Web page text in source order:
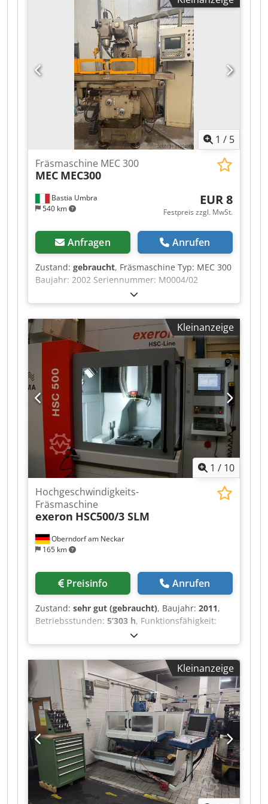
Pinolenweg: 125 mm Pinolenvorschübe: 0,045-
0,086 mm/U Pinolendurchmesser: 86 mm
Pinolenkegel: R8 Spindelmotor: 2,2 kW
Spindeldrehzahlen (stufenlos): 50-3500 U/min
Gewicht: 1.200 kg Maschine in metrischer
Ausführung AUSSTATTUNG DER MASCHINE Sino
3-Achsen-Digitalanzeige (DRO) Längsvorschub
elektrisch Zentralisierte Einpunkt-Schmierung
Halogen-Arbeitsleuchte (Niederspannung)
Spindelschutz Kühlsystem
1 / 5
Bastia Umbra
540 km
Fräsmaschine MEC 300
MEC MEC300
EUR 8
Festpreis zzgl. MwSt.
Anfragen Anrufen
Zustand: gebraucht, Fräsmaschine Typ: MEC 300
Baujahr: 2002 Seriennummer: M0004/02
Steuerung: Selca s3045 Dsdpfx Aey Sp Nrsireck
Kleinanzeige
1 / 10
Oberndorf am Neckar
165 km
Hochgeschwindigkeits-
Fräsmaschine
exeron HSC500/3 SLM
Preisinfo Anrufen
Zustand: sehr gut (gebraucht), Baujahr: 2011,
Betriebsstunden: 5’303 h, Funktionsfähigkeit:
Maschinen-/Fahrzeugnummer:5847, Verfahrweg
X-Achse:600 mm, Verfahrweg Y-Achse:580 mm,
Verfahrweg Z-Achse:360 mm,
Vorschubgeschwindigkeit X-Achse:30 m/min
Vorschubgeschwindigkeit Y-Achse:30 m/min,
Vorschubgeschwindigkeit Z-Achse:30 m/min ,
Spindeldrehzahl (max.):42’000 U/min,
Spindeldrehzahl (min.):5 U/min, Eilgang X-
Achse:30’000 m/min, Eilgang Y-Achse:30’000
m/min, Eilgang Z-Achse:30’000 m/min,
Tischbreite:550 mm, Tischlänge:450 mm, Art
des Eingangsstroms:Drehstrom,
Tischbelastung:
350 kg , Gesamtgewicht:5’500
Kleinanzeige